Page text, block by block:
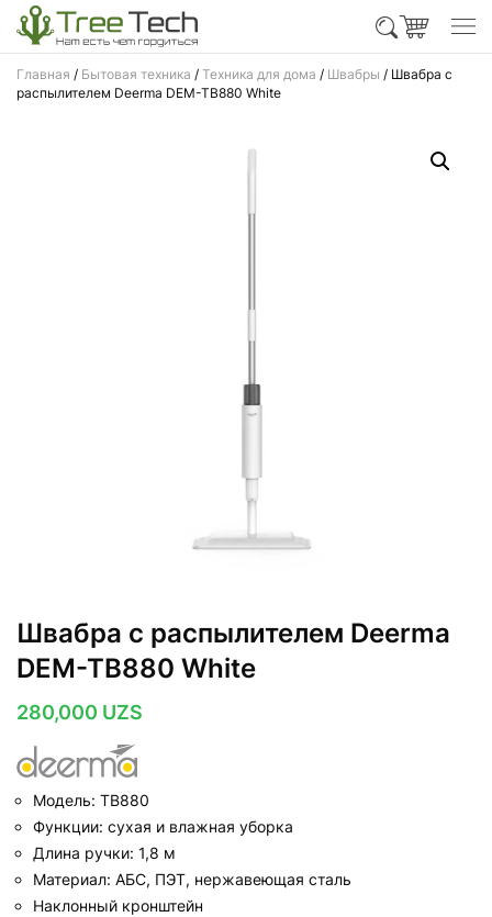
Главная / Бытовая техника / Техника для дома / Швабры / Швабра с
распылителем Deerma DEM-TB880 White
Швабра с распылителем Deerma
DEM-TB880 White
280,000 UZS
Модель: TB880
Функции: сухая и влажная уборка
Длина ручки: 1,8 м
Материал: АБС, ПЭТ, нержавеющая сталь
Наклонный кронштейн